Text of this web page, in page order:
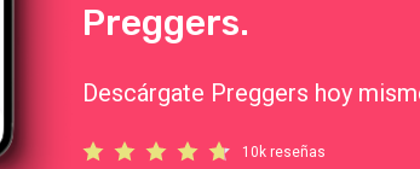
Preggers.
Descárgate Preggers hoy
10k reseñas